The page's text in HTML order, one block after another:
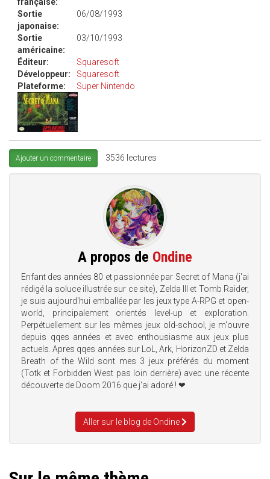
française:
Sortie
japonaise:
06/08/1993
Sortie
américaine:
03/10/1993
Éditeur:
Squaresoft
Développeur:
Squaresoft
Plateforme:
Super Nintendo
Ajouter un commentaire 3536 lectures
A propos de Ondine
Enfant des années 80 et passionnée par Secret of Mana (j'ai
rédigé la soluce illustrée sur ce site), Zelda III et Tomb Raider,
je suis aujourd'hui emballée par les jeux type A-RPG et open-
world, principalement orientés level-up et exploration.
Perpétuellement sur les mêmes jeux old-school, je m'ouvre
depuis qqes années et avec enthousiasme aux jeux plus
actuels. Apres qqes années sur LoL, Ark, HorizonZD et Zelda
Breath of the Wild sont mes 3 jeux préférés du moment
(Totk et Forbidden West pas loin derrière) avec une récente
découverte de Doom 2016 que j'ai adoré ! ❤
Aller sur le blog de Ondine